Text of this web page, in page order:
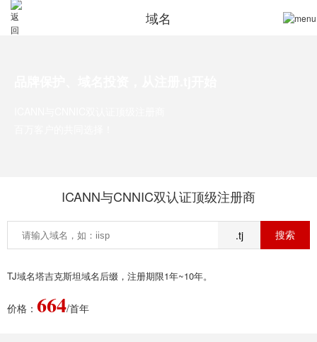
域名
ICANN与CNNIC双认证顶级注册商
.tj
TJ域名塔吉克斯坦域名后缀，注册期限1年~10年。
价格： 664/首年